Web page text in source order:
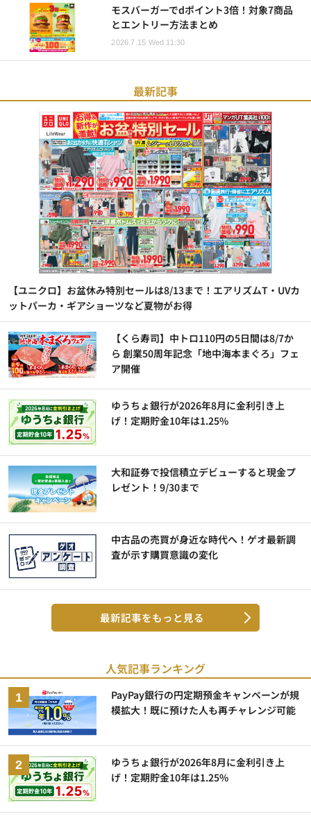
モスバーガーでdポイント3倍！対象7商品
とエントリー方法まとめ
2026.7.15 Wed 11:30
最新記事
【ユニクロ】お盆休み特別セールは8/13まで！エアリズムT・UVカ
ットパーカ・ギアショーツなど夏物がお得
【くら寿司】中トロ110円の5日間は8/7か
ら 創業50周年記念「地中海本まぐろ」フェ
ア開催
ゆうちょ銀行が2026年8月に金利引き上
げ！定期貯金10年は1.25%
大和証券で投信積立デビューすると現金プ
レゼント！9/30まで
中古品の売買が身近な時代へ！ゲオ最新調
査が示す購買意識の変化
最新記事をもっと見る
人気記事ランキング
PayPay銀行の円定期預金キャンペーンが規
模拡大！既に預けた人も再チャレンジ可能
ゆうちょ銀行が2026年8月に金利引き上
げ！定期貯金10年は1.25%